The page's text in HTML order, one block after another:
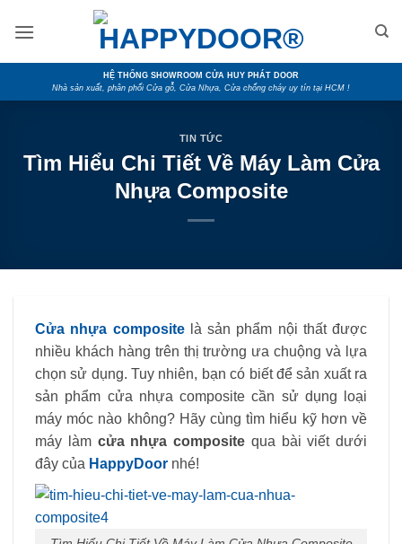
HỆ THỐNG SHOWROOM CỬA HUY PHÁT DOOR
Nhà sản xuất, phân phối Cửa gỗ, Cửa Nhựa, Cửa chống cháy uy tín tại HCM !
TIN TỨC
Tìm Hiểu Chi Tiết Về Máy Làm Cửa
Nhựa Composite
Cửa nhựa compositelà sản phẩm nội thất được
nhiều khách hàng trên thị trường ưa chuộng và lựa
chọn sử dụng. Tuy nhiên, bạn có biết để sản xuất ra
sản phẩm cửa nhựa composite cần sử dụng loại
máy móc nào không? Hãy cùng tìm hiểu kỹ hơn về
máy làm cửa nhựa composite qua bài viết dưới
đây của HappyDoor nhé!